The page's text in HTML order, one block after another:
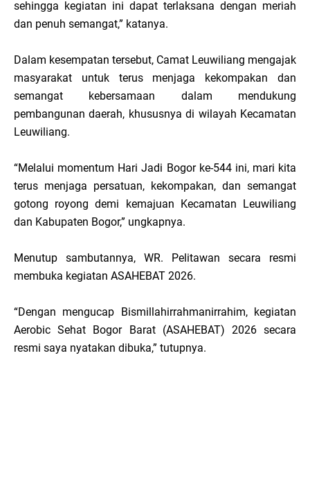
sehingga kegiatan ini dapat terlaksana dengan meriah
dan penuh semangat,” katanya.
Dalam kesempatan tersebut, Camat Leuwiliang mengajak
masyarakat untuk terus menjaga kekompakan dan
semangat kebersamaan dalam mendukung
pembangunan daerah, khususnya di wilayah Kecamatan
Leuwiliang.
“Melalui momentum Hari Jadi Bogor ke-544 ini, mari kita
terus menjaga persatuan, kekompakan, dan semangat
gotong royong demi kemajuan Kecamatan Leuwiliang
dan Kabupaten Bogor,” ungkapnya.
Menutup sambutannya, WR. Pelitawan secara resmi
membuka kegiatan ASAHEBAT 2026.
“Dengan mengucap Bismillahirrahmanirrahim, kegiatan
Aerobic Sehat Bogor Barat (ASAHEBAT) 2026 secara
resmi saya nyatakan dibuka,” tutupnya.